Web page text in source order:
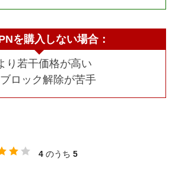
を購入しない場合：
り若干価格が高い
ロック解除が苦手
4 のうち 5